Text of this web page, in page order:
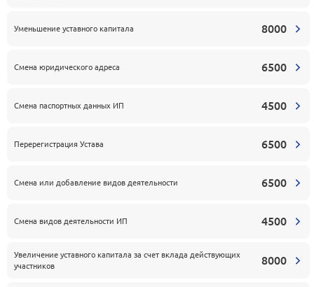
Уменьшение уставного капитала 8000
Смена юридического адреса 6500
Смена паспортных данных ИП 4500
Перерегистрация Устава 6500
Смена или добавление видов деятельности 6500
Смена видов деятельности ИП 4500
Увеличение уставного капитала за счет вклада действующих
участников
8000